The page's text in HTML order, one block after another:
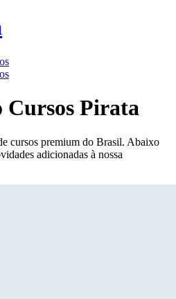
Cursos Pirata
cursos premium do Brasil. Abaixo
adicionadas à nossa